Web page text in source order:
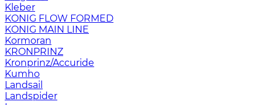
Kleber
KONIG FLOW FORMED
KONIG MAIN LINE
Kormoran
KRONPRINZ
Kronprinz/Accuride
Kumho
Landsail
Landspider